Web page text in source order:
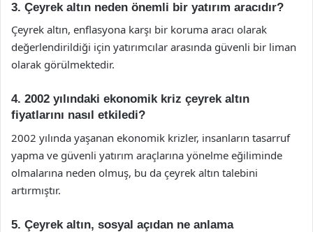
3. Çeyrek altın neden önemli bir yatırım aracıdır?
Çeyrek altın, enflasyona karşı bir koruma aracı olarak
değerlendirildiği için yatırımcılar arasında güvenli bir liman
olarak görülmektedir.
4. 2002 yılındaki ekonomik kriz çeyrek altın
fiyatlarını nasıl etkiledi?
2002 yılında yaşanan ekonomik krizler, insanların tasarruf
yapma ve güvenli yatırım araçlarına yönelme eğiliminde
olmalarına neden olmuş, bu da çeyrek altın talebini
artırmıştır.
5. Çeyrek altın, sosyal açıdan ne anlama